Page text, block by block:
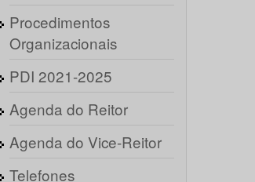
Procedimentos
Organizacionais
PDI 2021-2025
Agenda do Reitor
Agenda do Vice-Reitor
Telefones